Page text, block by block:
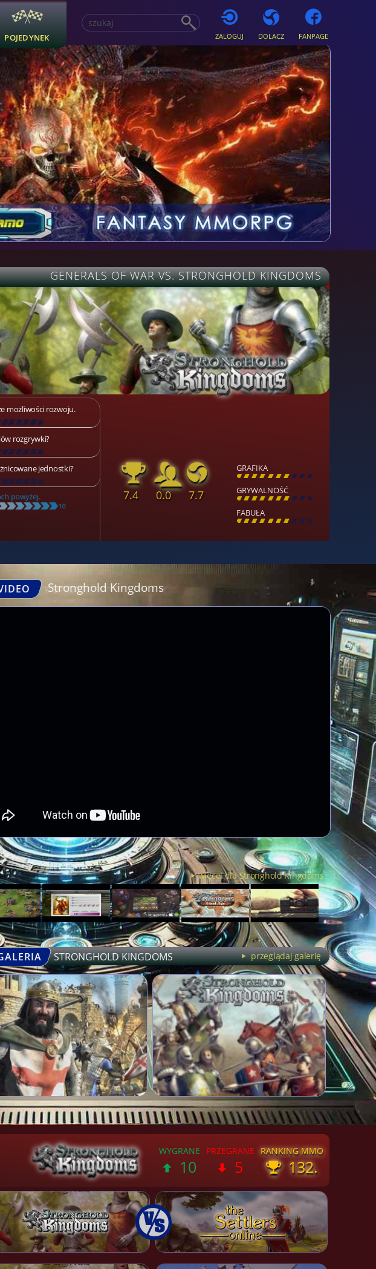
POJEDYNEK ZALOGUJ DOLACZ FANPAGE
GENERALS OF WAR VS. STRONGHOLD KINGDOMS
możliwości rozwoju.
\\\\\]
rozgrywki?
\\\\\]
jednostki?
\\\\\]
GRAFIKA
[ \ \ \ \ \ \ \ \ ]
GRYWALNOŚĆ
[ \ \ \ \ \ \ \ \ ]
FABUŁA
[ \ \ \ \ \ \ \ \ ]
7.4 0.0 7.7
Stronghold Kingdoms
więcej dla Stronghold Kingdoms
STRONGHOLD KINGDOMS przeglądaj galerię
10 5 132.